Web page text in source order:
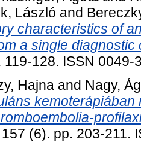
László and
characteristics of
a single diagnostic
119-128. ISSN 0049-
Hajna and Nagy,
(6). pp. 203-211.